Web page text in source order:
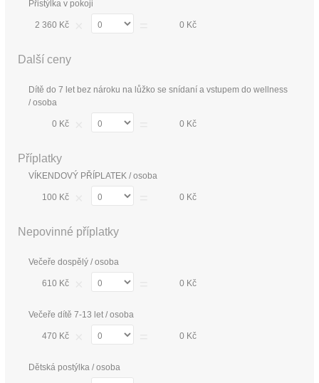
Přistýlka v pokoji
2 360 Kč 0 Kč
Další ceny
Dítě do 7 let bez nároku na lůžko se snídaní a vstupem do wellness
/ osoba
0 Kč 0 Kč
Příplatky
VÍKENDOVÝ PŘÍPLATEK / osoba
100 Kč 0 Kč
Nepovinné příplatky
Večeře dospělý / osoba
610 Kč 0 Kč
Večeře dítě 7-13 let / osoba
470 Kč 0 Kč
Dětská postýlka / osoba